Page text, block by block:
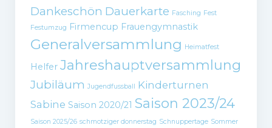
Dankeschön Dauerkarte Fasching Fest
Festumzug
Firmencup Frauengymnastik
Generalversammlung Heimatfest
Helfer Jahreshauptversammlung
Jubiläum Jugendfussball
Kinderturnen
Sabine Saison 2020/21 Saison 2023/24
Saison 2025/26 schmotziger donnerstag Schnuppertage Sommer